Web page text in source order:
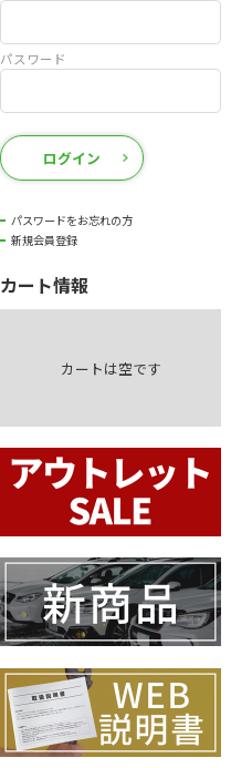
パスワード
ログイン
パスワードをお忘れの方
新規会員登録
カート情報
カートは空です